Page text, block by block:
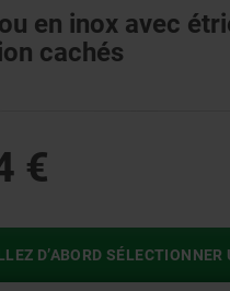
en inox avec
cachés
€
D’ABORD SÉLECTIONNER